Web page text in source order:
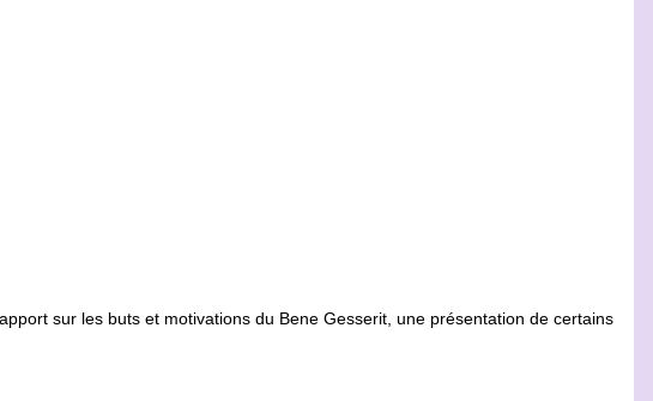
sur les buts et motivations du Bene Gesserit, une présentation de certains